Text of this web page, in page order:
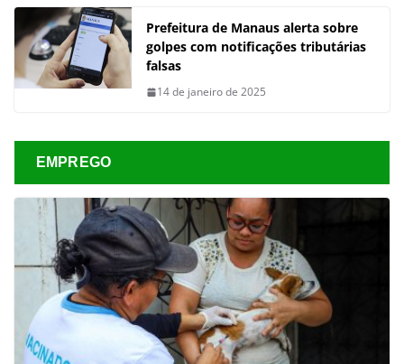
Prefeitura de Manaus alerta sobre
golpes com notificações tributárias
falsas
14 de janeiro de 2025
EMPREGO